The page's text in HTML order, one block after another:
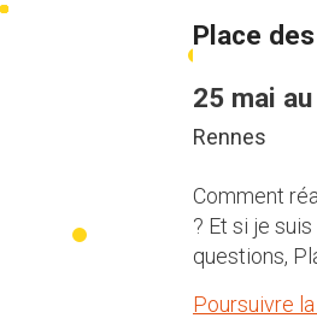
Place
25 mai
Rennes
Comment
? Et si je
questions,
Poursuivre